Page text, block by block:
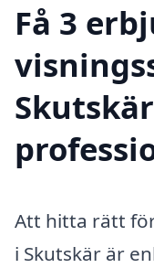
Få 3
Att hitta rätt
i Skutskär är